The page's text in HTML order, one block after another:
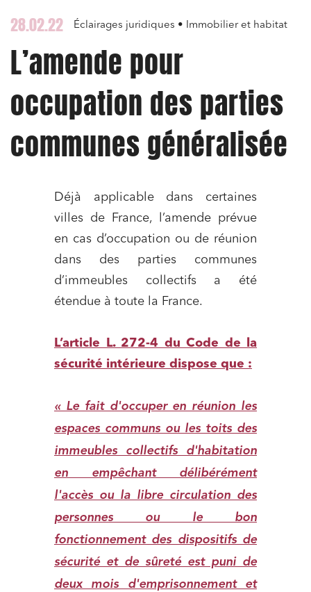
28.02.22 Éclairages juridiques • Immobilier et habitat
L’amende pour
occupation des parties
communes généralisée
Déjà applicable dans certaines
villes de France, l’amende prévue
en cas d’occupation ou de réunion
dans des parties communes
d’immeubles collectifs a été
étendue à toute la France.
L’article L. 272-4 du Code de la
sécurité intérieure dispose que :
« Le fait d'occuper en réunion les
espaces communs ou les toits des
immeubles collectifs d'habitation
en empêchant délibérément
l'accès ou la libre circulation des
personnes ou le bon
fonctionnement des dispositifs de
sécurité et de sûreté est puni de
deux mois d'emprisonnement et